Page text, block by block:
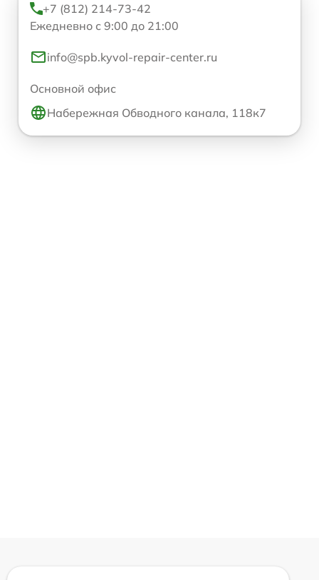
+7 (812) 214-73-42
Ежедневно с 9:00 до 21:00
info@spb.kyvol-repair-center.ru
Основной офис
Набережная Обводного канала, 118к7